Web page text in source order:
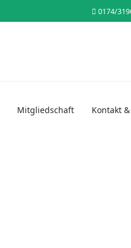
0174/
Mitgliedschaft Kontakt